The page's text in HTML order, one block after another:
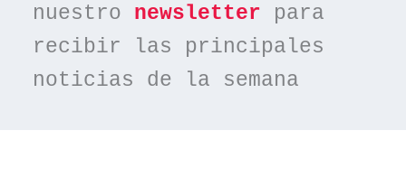
nuestro newsletter para
recibir las principales
noticias de la semana